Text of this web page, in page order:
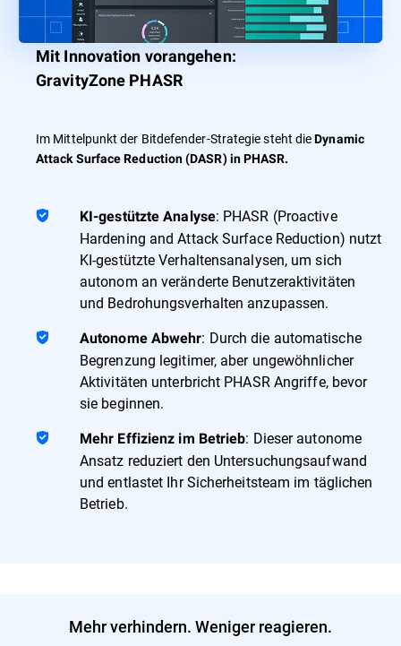
Mit Innovation vorangehen:
GravityZone PHASR
Im Mittelpunkt der Bitdefender-Strategie steht dieDynamic
Attack Surface Reduction (DASR) in PHASR.
KI-gestützte Analyse: PHASR (Proactive
Hardening and Attack Surface Reduction) nutzt
KI-gestützte Verhaltensanalysen, um sich
autonom an veränderte Benutzeraktivitäten
und Bedrohungsverhalten anzupassen.
Autonome Abwehr: Durch die automatische
Begrenzung legitimer, aber ungewöhnlicher
Aktivitäten unterbricht PHASR Angriffe, bevor
sie beginnen.
Mehr Effizienz im Betrieb: Dieser autonome
Ansatz reduziert den Untersuchungsaufwand
und entlastet Ihr Sicherheitsteam im täglichen
Betrieb.
Mehr verhindern. Weniger reagieren.